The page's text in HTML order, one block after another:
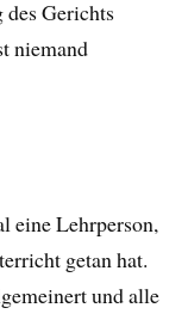
Gerichts
niemand
eine Lehrperson,
getan hat.
und alle